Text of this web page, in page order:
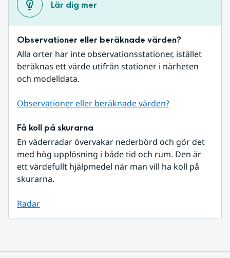
Lär dig mer
Observationer eller beräknade värden?
Alla orter har inte observationsstationer, istället
beräknas ett värde utifrån stationer i närheten
och modelldata.
Observationer eller beräknade värden?
Få koll på skurarna
En väderradar övervakar nederbörd och gör det
med hög upplösning i både tid och rum. Den är
ett värdefullt hjälpmedel när man vill ha koll på
skurarna.
Radar